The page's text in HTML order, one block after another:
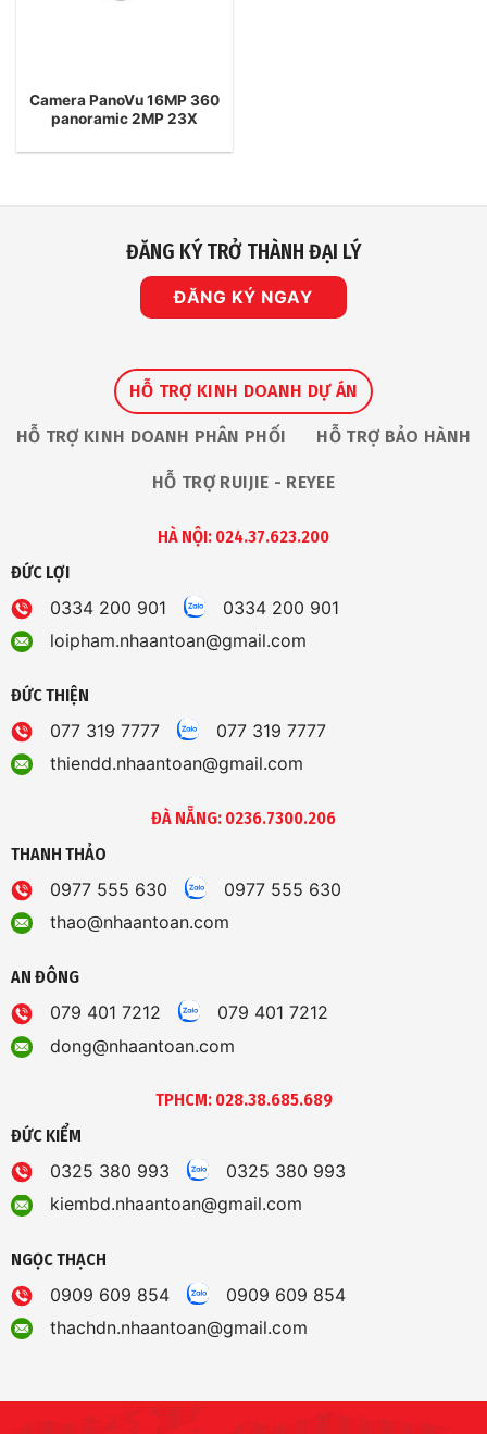
Camera PanoVu 16MP 360
panoramic 2MP 23X
ĐĂNG KÝ TRỞ THÀNH ĐẠI LÝ
ĐĂNG KÝ NGAY
HỖ TRỢ KINH DOANH DỰ ÁN
HỖ TRỢ KINH DOANH PHÂN PHỐI HỖ TRỢ BẢO HÀNH
HỖ TRỢ RUIJIE - REYEE
HÀ NỘI: 024.37.623.200
ĐỨC LỢI
0334 200 901
0334 200 901
loipham.nhaantoan@gmail.com
ĐỨC THIỆN
077 319 7777
077 319 7777
thiendd.nhaantoan@gmail.com
ĐÀ NẴNG: 0236.7300.206
THANH THẢO
0977 555 630
0977 555 630
thao@nhaantoan.com
AN ĐÔNG
079 401 7212
079 401 7212
dong@nhaantoan.com
TPHCM: 028.38.685.689
ĐỨC KIỂM
0325 380 993
0325 380 993
kiembd.nhaantoan@gmail.com
NGỌC THẠCH
0909 609 854
0909 609 854
thachdn.nhaantoan@gmail.com